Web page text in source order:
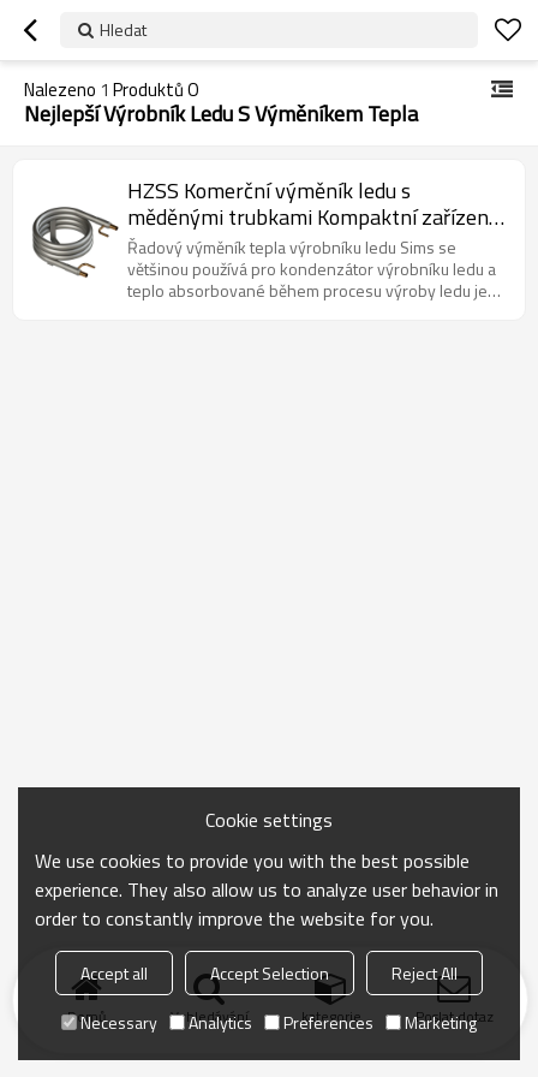
Hledat
Nalezeno 1 Produktů O
Nejlepší Výrobník Ledu S Výměníkem Tepla
HZSS Komerční výměník ledu s
měděnými trubkami Kompaktní zařízení
pro stravovací služby
Řadový výměník tepla výrobníku ledu Sims se
většinou používá pro kondenzátor výrobníku ledu a
teplo absorbované během procesu výroby ledu je
Domů Vyhledávání kategorie Poslat dotaz
Cookie settings
We use cookies to provide you with the best possible
experience. They also allow us to analyze user behavior in
order to constantly improve the website for you.
Accept all Accept Selection
Reject All
Necessary
Analytics Preferences Marketing